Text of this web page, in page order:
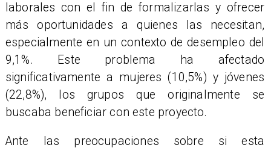
laborales con el fin de formalizarlas y ofrecer
más oportunidades a quienes las necesitan,
especialmente en un contexto de desempleo del
9,1%. Este problema ha afectado
significativamente a mujeres (10,5%) y jóvenes
(22,8%), los grupos que originalmente se
buscaba beneficiar con este proyecto.
Ante las preocupaciones sobre si esta